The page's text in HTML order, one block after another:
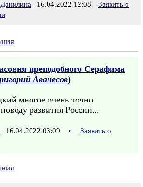
16.04.2022 12:08
Заявить о
преподобного Серафима
Аванесов)
многое очень точно
развития России...
16.04.2022 03:09 •
Заявить о